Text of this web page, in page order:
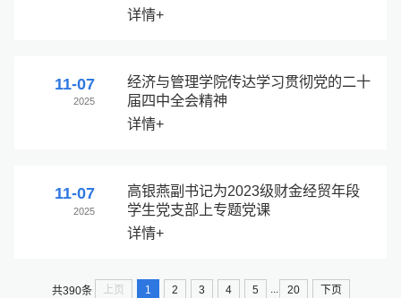
详情+
11-07
2025
经济与管理学院传达学习贯彻党的二十
届四中全会精神
详情+
11-07
2025
高银燕副书记为2023级财金经贸年段
学生党支部上专题党课
详情+
共390条 上页 1 2 3 4 5 ... 20 下页